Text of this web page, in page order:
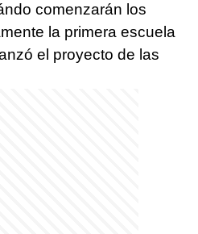
comenzarán los
la primera escuela
el proyecto de las